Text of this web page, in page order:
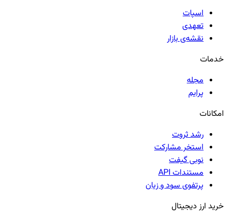
اسپات
تعهدی
نقشه‌ی بازار
خدمات
مجله
پرایم
امکانات
رشد ثروت
استخر مشارکت
نوبی گیفت
مستندات API
پرتفوی سود و زیان
خرید ارز دیجیتال